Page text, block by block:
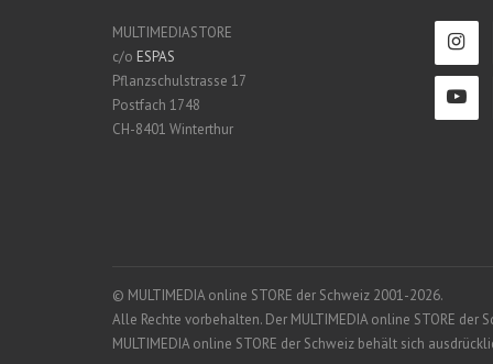
MULTIMEDIASTORE
c/o ESPAS
Pflanzschulstrasse 17
Postfach 1748
CH-8401 Winterthur
© MULTIMEDIA online STORE der Schweiz 2001-2026.
Alle Rechte vorbehalten. Der MULTIMEDIA online STORE
MULTIMEDIA online STORE der Schweiz behält sich